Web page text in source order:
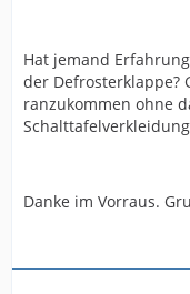
Hat jemand
der Defrosterklappe?
ranzukommen ohne
Danke im Vorraus.